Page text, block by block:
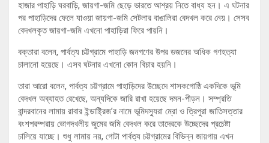
হাজার পাহাড়ি ঘরবাড়ি, জায়গা-জমি ছেড়ে ভারতে আশ্রয় নিতে বাধ্য হন। এ ঘটনার
পর পাহাড়িদের ফেলে যাওয়া জায়গা-জমি সেটলার বাঙালিরা বেদখল করে নেয়। সেসব
বেদখলকৃত জায়গা-জমি এখনো পাহাড়িরা ফিরে পায়নি।
বক্তারা বলেন, পার্বত্য চট্টগ্রামে পাহাড়ি জনগণের উপর ডজনের অধিক গণহত্যা
চালানো হয়েছে। এসব ঘটনার এখনো কোন বিচার হয়নি।
তারা আরো বলেন, পার্বত্য চট্টগ্রামে পাহাড়িদের উচ্ছেদে শাসকগোষ্ঠি একদিকে ভূমি
বেদখল অব্যাহত রেখেছে, অন্যদিকে জারি রাখা হয়েছে দমন-পীড়ন। সম্প্রতি
বান্দরবানের লামায় রাবার ইন্ডাষ্ট্রিজ’র নামে ভূমিদস্যুরা ম্রো ও ত্রিপুরা জাতিসত্তার
বংশপরম্পরায় ভোগদখলীয় জুমের জমি বেদখল করে তাদেরকে উচ্ছেদের প্রচেষ্টা
চালিয়ে যাচ্ছে। শুধু লামায় নয়, গোটা পার্বত্য চট্টগ্রামের বিভিন্ন জায়গায় এখন